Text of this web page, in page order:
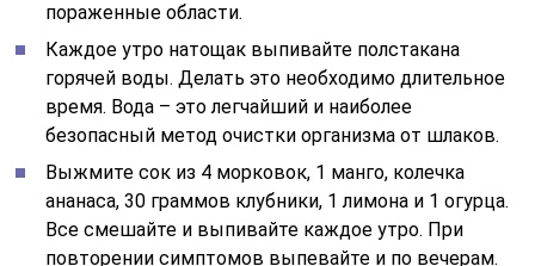
пораженные области.
Каждое утро натощак выпивайте полстакана
горячей воды. Делать это необходимо длительное
время. Вода – это легчайший и наиболее
безопасный метод очистки организма от шлаков.
Выжмите сок из 4 морковок, 1 манго, колечка
ананаса, 30 граммов клубники, 1 лимона и 1 огурца.
Все смешайте и выпивайте каждое утро. При
повторении симптомов выпевайте и по вечерам.